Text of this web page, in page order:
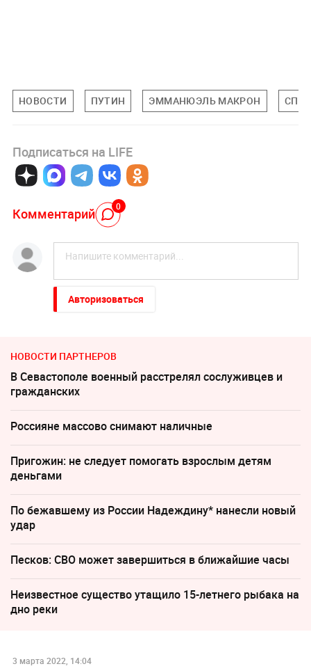
НОВОСТИ ПУТИН ЭММАНЮЭЛЬ МАКРОН
Подписаться на LIFE
Комментарий 0
Авторизоваться
НОВОСТИ ПАРТНЕРОВ
В Севастополе военный расстрелял сослуживцев и
гражданских
Россияне массово снимают наличные
Пригожин: не следует помогать взрослым детям
деньгами
По бежавшему из России Надеждину* нанесли новый
удар
Песков: СВО может завершиться в ближайшие часы
Неизвестное существо утащило 15-летнего рыбака на
дно реки
3 марта 2022, 14:04